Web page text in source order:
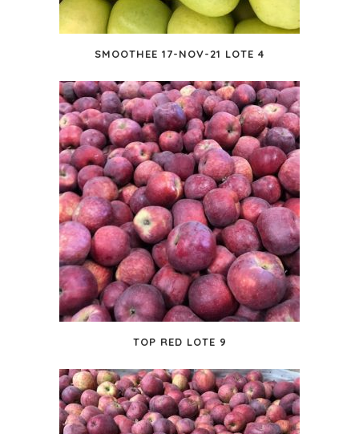
SMOOTHEE 17-NOV-21 LOTE 4
TOP RED LOTE 9